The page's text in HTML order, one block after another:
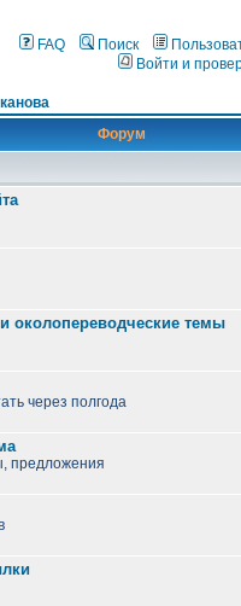
FAQ Поиск
Войти и
Форум
околопереводческие темы
через полгода
предложения